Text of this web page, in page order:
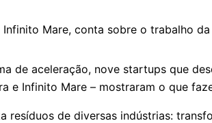
Infinito Mare, conta sobre o trabalho
de aceleração, nove startups que
e Infinito Mare – mostraram o que
resíduos de diversas indústrias: